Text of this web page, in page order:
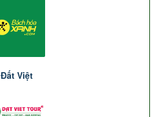
Đất Việt